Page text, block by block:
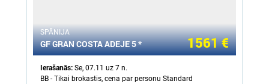
SPĀNIJA
GF GRAN COSTA ADEJE 5 * 1561 €
Ierašanās: Se, 07.11 uz 7 n.
BB - Tikai brokastis, cena par personu Standard